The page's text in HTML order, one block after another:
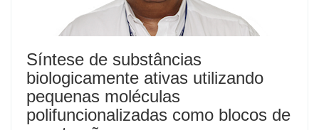
Síntese de substâncias
biologicamente ativas utilizando
pequenas moléculas
polifuncionalizadas como blocos de